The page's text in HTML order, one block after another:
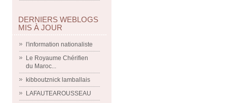
DERNIERS WEBLOGS
MIS À JOUR
l'information nationaliste
Le Royaume Chérifien
du Maroc...
kibboutznick lamballais
LAFAUTEAROUSSEAU